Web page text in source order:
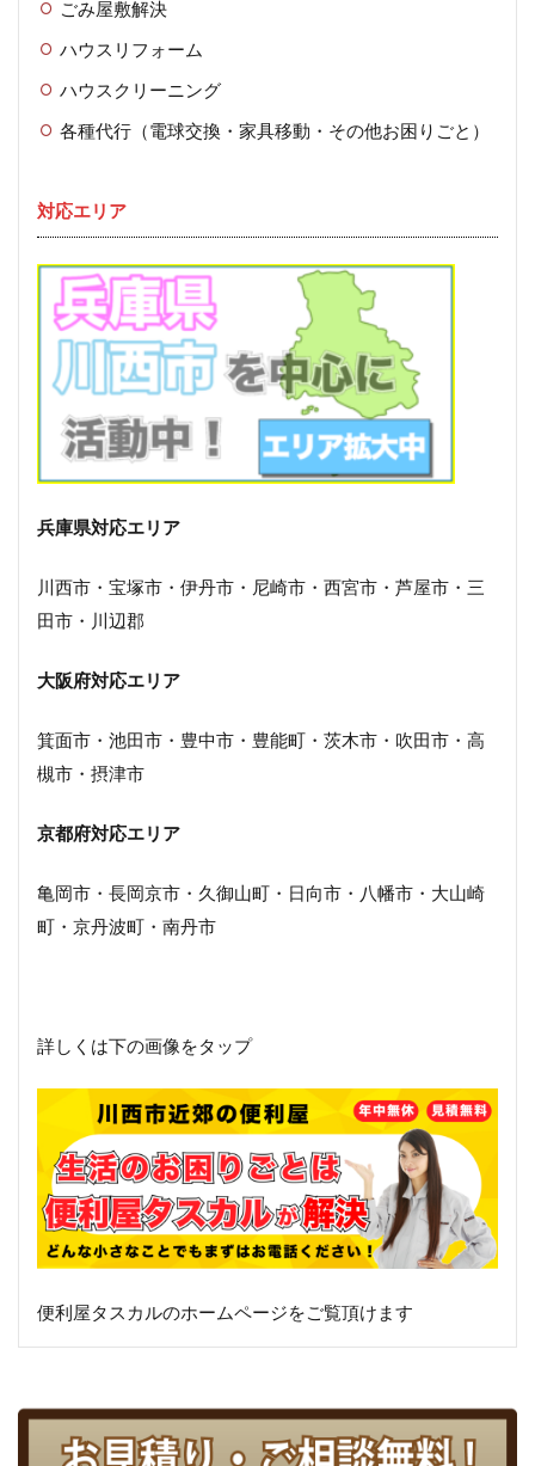
ごみ屋敷解決
ハウスリフォーム
ハウスクリーニング
各種代行（電球交換・家具移動・その他お困りごと）
対応エリア
兵庫県対応エリア
川西市・宝塚市・伊丹市・尼崎市・西宮市・芦屋市・三
田市・川辺郡
大阪府対応エリア
箕面市・池田市・豊中市・豊能町・茨木市・吹田市・高
槻市・摂津市
京都府対応エリア
亀岡市・長岡京市・久御山町・日向市・八幡市・大山崎
町・京丹波町・南丹市
詳しくは下の画像をタップ
便利屋タスカルのホームページをご覧頂けます